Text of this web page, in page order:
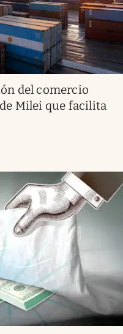
del comercio
Milei que facilita